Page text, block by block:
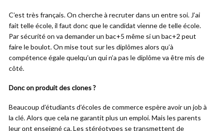
C’est très français. On cherche à recruter dans un entre soi. J’ai
fait telle école, il faut donc que le candidat vienne de telle école.
Par sécurité on va demander un bac+5 même si un bac+2 peut
faire le boulot. On mise tout sur les diplômes alors qu’à
compétence égale quelqu’un qui n’a pas le diplôme va être mis de
côté.
Donc on produit des clones ?
Beaucoup d’étudiants d’écoles de commerce espère avoir un job à
la clé. Alors que cela ne garantit plus un emploi. Mais les parents
leur ont enseigné ça. Les stéréotypes se transmettent de